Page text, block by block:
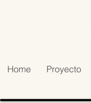
Home Proyecto